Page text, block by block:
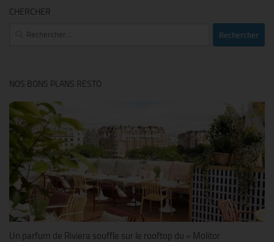
CHERCHER
Rechercher :
NOS BONS PLANS RESTO
Un parfum de Riviera souffle sur le rooftop du « Molitor